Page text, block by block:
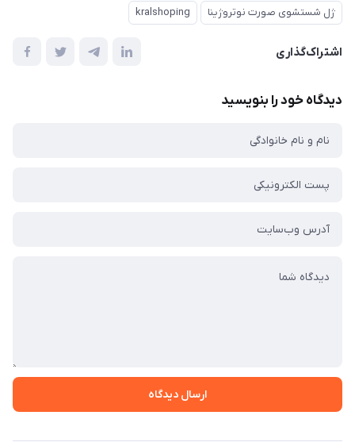
ژل شستشوی صورت نوتروژینا
kralshoping
اشتراک‌گذاری
دیدگاه خود را بنویسید
ارسال دیدگاه